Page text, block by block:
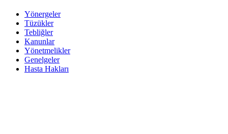
Yönergeler
Tüzükler
Tebliğler
Kanunlar
Yönetmelikler
Genelgeler
Hasta Hakları